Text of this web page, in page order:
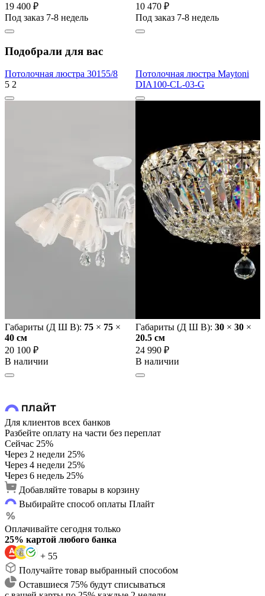
19 400 ₽
Под заказ 7-8 недель
10 470 ₽
Под заказ 7-8 недель
Подобрали для вас
Потолочная люстра 30155/8
5 2
Габариты (Д Ш В): 75 × 75 ×
40 cм
20 100 ₽
В наличии
Потолочная люстра Maytoni
DIA100-CL-03-G
Габариты (Д Ш В): 30 × 30 ×
20.5 cм
24 990 ₽
В наличии
Для клиентов всех банков
Разбейте оплату на части без переплат
Сейчас 25%
Через 2 недели 25%
Через 4 недели 25%
Через 6 недель 25%
Добавляйте товары в корзину
Выбирайте способ оплаты Плайт
Оплачивайте сегодня только
25% картой любого банка
+ 55
Получайте товар выбранный способом
Оставшиеся 75% будут списываться